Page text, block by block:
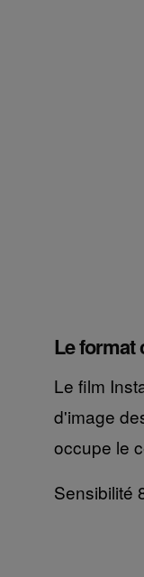
Le format
Le film
d'image
occupe le
Sensibilité